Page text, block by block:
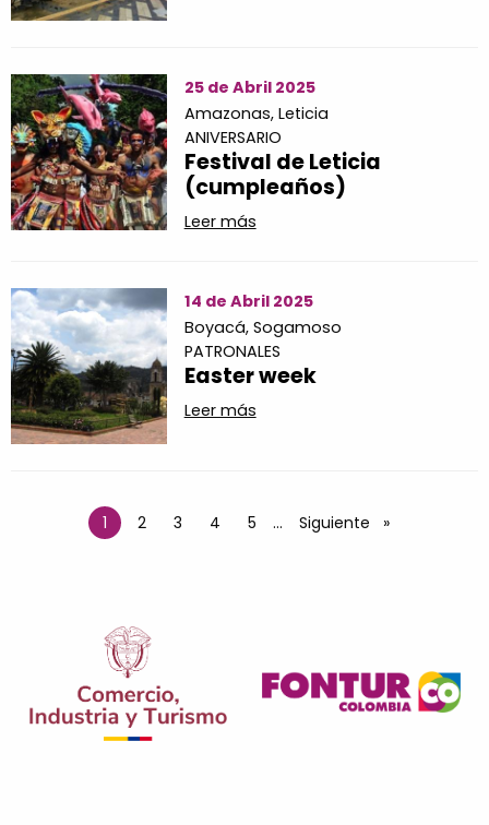
25 de Abril 2025
Amazonas, Leticia
ANIVERSARIO
Festival de Leticia
(cumpleaños)
Leer más
14 de Abril 2025
Boyacá, Sogamoso
PATRONALES
Easter week
Leer más
Paginación
Página actual
1 Página
2 Página
3 Página
4 Página
5 … Siguiente página
Siguiente